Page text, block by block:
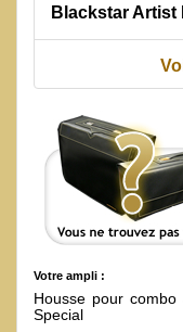
Blackstar Artist
Votre ampli :
Housse pour combo
Special